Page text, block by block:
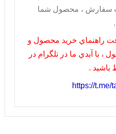
سفارش ، محصول شما
راهنماي خريد محصول و
، با آيدي ما در تلگرام در
باشيد .
https://t.me/